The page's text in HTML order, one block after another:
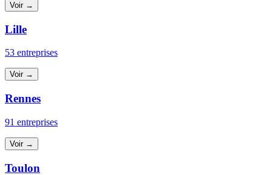
Voir →
Lille
53 entreprises
Voir →
Rennes
91 entreprises
Voir →
Toulon